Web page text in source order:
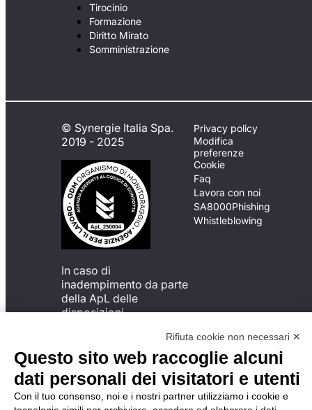
Tirocinio
Formazione
Diritto Mirato
Somministrazione
© Synergie Italia Spa.
2019 - 2025
In caso di
inadempimento da parte
della ApL delle
disposizioni
possibile presentare un
reclamo
all’Organismo di
Monitoraggio utilizzando
una delle modalità
Privacy policy
Modifica
preferenze
Cookie
Faq
Lavora con noi
SA8000Phishing
Whistleblowing
Rifiuta cookie non necessari ✕
Questo sito web raccoglie alcuni
dati personali dei visitatori e utenti
Con il tuo consenso, noi e i nostri partner utilizziamo i cookie e